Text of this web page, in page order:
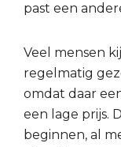
past een
Veel mensen
regelmatig
omdat daar
een lage prijs.
beginnen, al